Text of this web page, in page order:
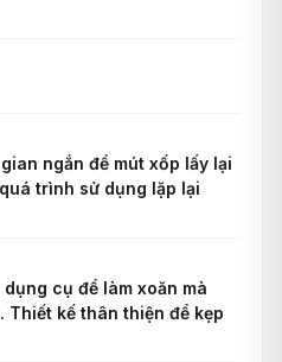
ngắn để mút xốp lấy lại
trình sử dụng lặp lại
cụ để làm xoăn mà
Thiết kế thân thiện để kẹp